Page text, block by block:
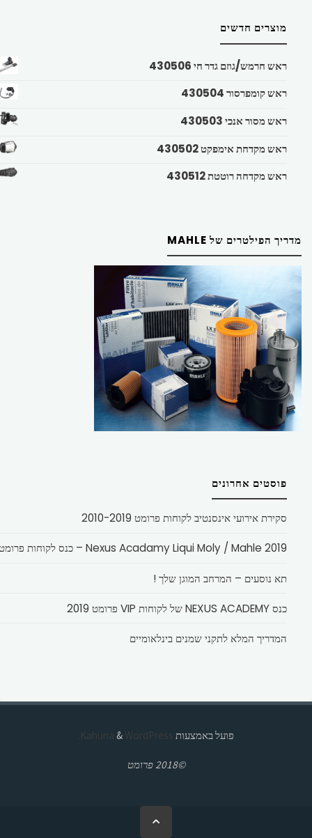
מוצרים חדשים
ראש חרמש/גוזם גדר חי 430506
ראש קומפרסור 430504
ראש מסור אנכי 430503
ראש מקדחת אימפקט 430502
ראש מקדחה רוטטת 430512
מדריך הפילטרים של MAHLE
פוסטים אחרונים
סקירת אירועי אינסנטיב לקוחות פרומט 2010-2019
Nexus Acadamy Liqui Moly / Mahle 2019 – כנס לקוחות פרומט
תא נוסעים – המרחב המוגן שלך !
כנס NEXUS ACADEMY של לקוחות VIP פרומט 2019
המדריך המלא לתקני שמנים בינלאומיים
פועל באמצעות & WordPress.
©2018 פרומט
בחזרה